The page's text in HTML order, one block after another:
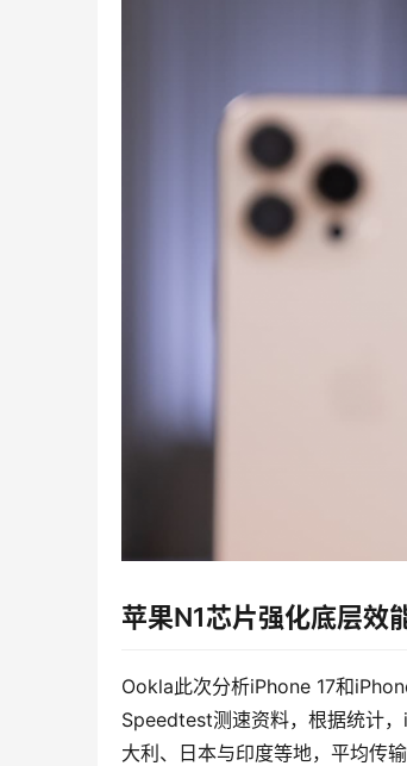
苹果N1芯片强化底层效
Ookla此次分析iPhone 17和
Speedtest测速资料，根据统计
大利、日本与印度等地，平均传